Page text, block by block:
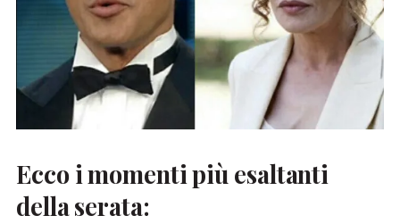
Ecco i momenti più esaltanti
della serata: